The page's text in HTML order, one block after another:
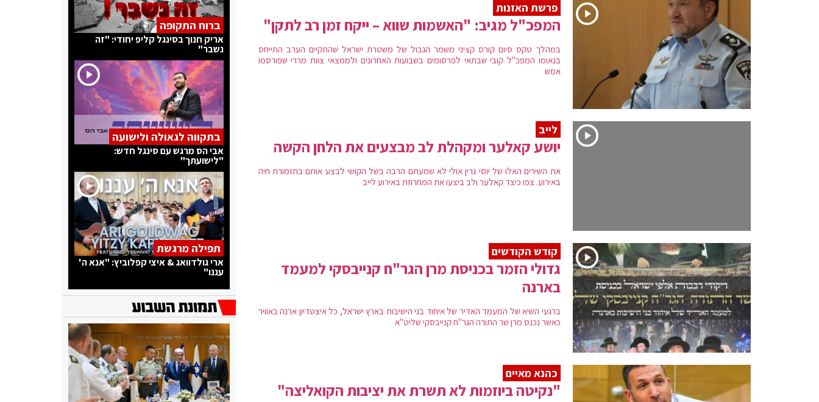
פרשת האזנות
המפכ"ל מגיב: "האשמות שווא – ייקח זמן רב לתקן"
במהלך טקס סיום קורס קציני משמר הגבול של משטרת ישראל שהתקיים הערב התייחס
בנאומו המפכ"ל קובי שבתאי לפרסומים בשבועות האחרונים ולממצאי צוות מררי שפורסמו
אמש
לייב
יושע קאלער ומקהלת לב מבצעים את הלחן הקשה
את השירים האלו של יוסי גרין אולי לא שמעתם הרבה בשל הקושי לבצע אותם בתזמורת חיה
באירוע. צפו כיצד קאלער ולב ביצעו את המחרוזת באירוע לייב
קודש הקודשים
גדולי הזמר בכניסת מרן הגר"ח קנייבסקי למעמד
בארנה
ברגעי השיא של המעמד האדיר של איחוד בני הישיבות בארץ ישראל, כל איצטדיון ארנה באוויר
כאשר נכנס מרן שר התורה הגר"ח קנייבסקי שליט"א
כהנא מאיים
"נקיטה ביוזמות לא תשרת את יציבות הקואליצה"
ברוח התקופה
אריק חנוך בסינגל קליפ יחודי: "זה
נשבר"
בתקווה לגאולה ולישועה
אבי הס מרגש עם סינגל חדש:
"לישועתך"
תפילה מרגשת
ארי גולדוואג & איצי קפלוביץ: "אנא ה'
עננו"